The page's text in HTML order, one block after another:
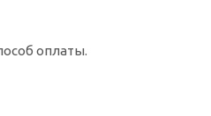
оплаты.